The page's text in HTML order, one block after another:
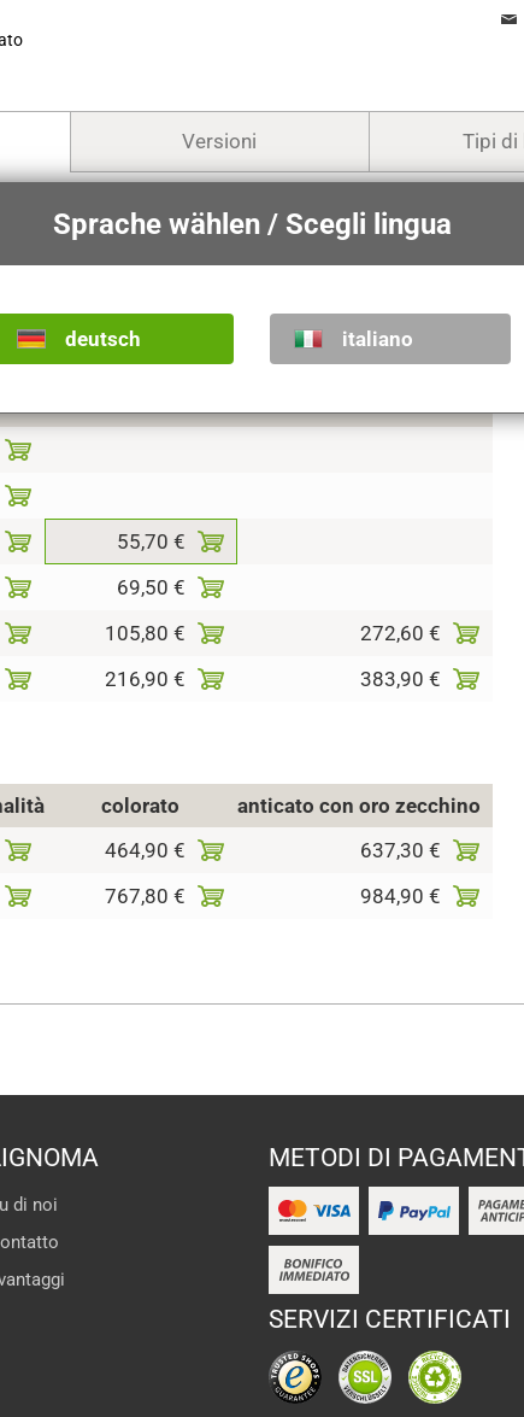
Sprache wählen / Scegli lingua
deutsch italiano
Versioni Tipi di
più lunga.
55,70 €
69,50 €
105,80 €
272,60 €
216,90 € 383,90 €
colorato
anticato con oro zecchino
464,90 €
637,30 €
767,80 € 984,90 €
di noi
METODI DI
SERVIZI CERTIFICATI